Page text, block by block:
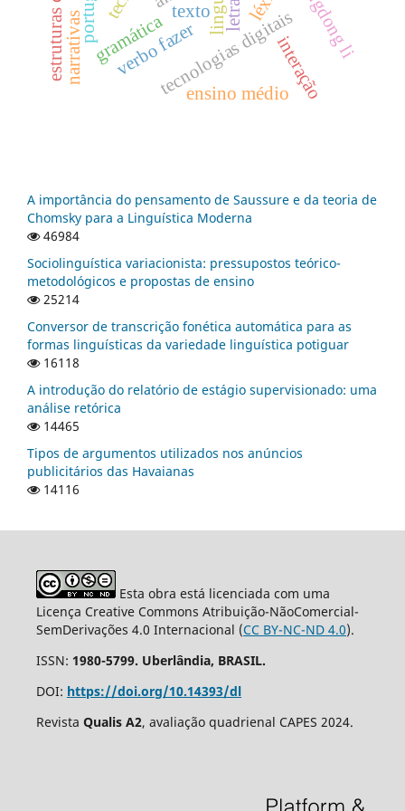
gramática
texto
tecnologias digitais
narrativas interação
verbo fazer
ensino médio
A importância do pensamento de Saussure e da teoria de
Chomsky para a Linguística Moderna
46984
Sociolinguística variacionista: pressupostos teórico-
metodológicos e propostas de ensino
25214
Conversor de transcrição fonética automática para as
formas linguísticas da variedade linguística potiguar
16118
A introdução do relatório de estágio supervisionado: uma
análise retórica
14465
Tipos de argumentos utilizados nos anúncios
publicitários das Havaianas
14116
Esta obra está licenciada com uma
Licença Creative Commons Atribuição-NãoComercial-
SemDerivações 4.0 Internacional (CC BY-NC-ND 4.0).
ISSN: 1980-5799. Uberlândia, BRASIL.
DOI: https://doi.org/10.14393/dl
Revista Qualis A2, avaliação quadrienal CAPES 2024.